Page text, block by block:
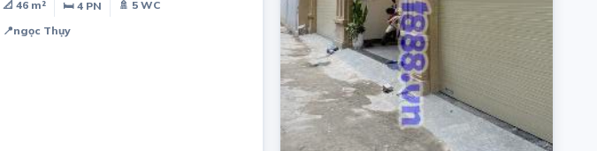
📐 46 m² 🛏 4 PN
🚿 5 WC
📍ngọc Thụy